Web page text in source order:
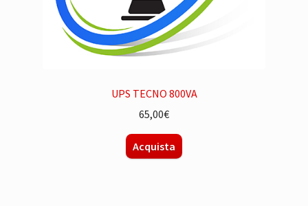
UPS TECNO 800VA
65,00€
Acquista